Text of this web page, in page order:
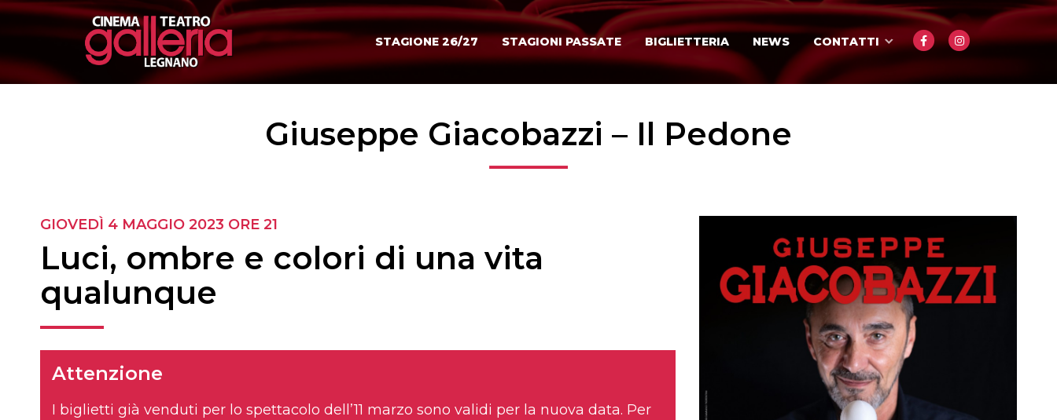
STAGIONE 26/27 STAGIONI PASSATE BIGLIETTERIA NEWS CONTATTI
Giuseppe Giacobazzi – Il Pedone
GIOVEDÌ 4 MAGGIO 2023 ORE 21
Luci, ombre e colori di una vita
qualunque
Attenzione
I biglietti già venduti per lo spettacolo dell’11 marzo sono validi per la nuova data. Per